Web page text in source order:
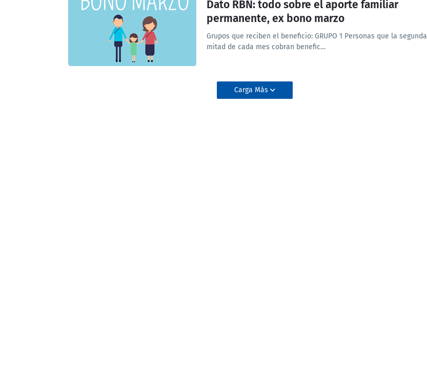
Dato RBN: todo sobre el aporte familiar
permanente, ex bono marzo
Grupos que reciben el beneficio: GRUPO 1 Personas que la segunda
mitad de cada mes cobran benefic…
Carga Más